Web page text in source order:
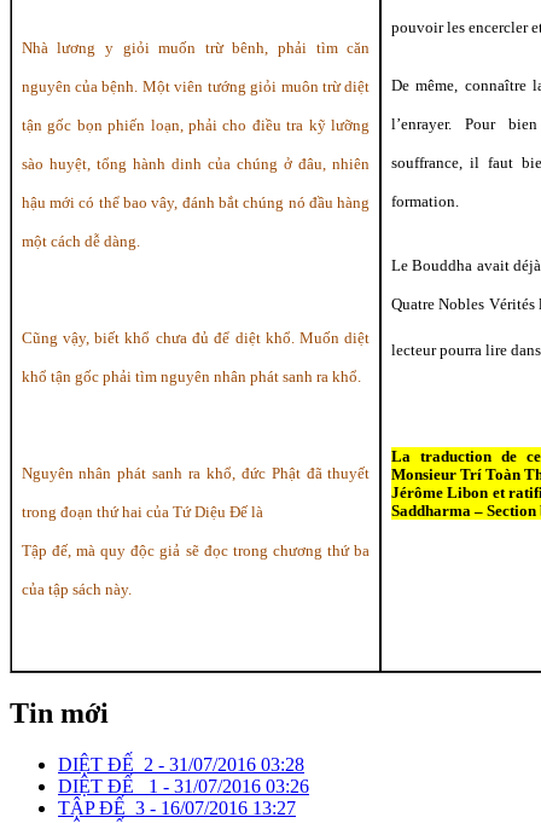
Nhà lương y giỏi muốn trừ bênh, phải tìm căn
nguyên của bệnh. Một viên tướng giỏi muôn trừ diệt
tận gốc bọn phiến loạn, phải cho điều tra kỹ lưỡng
sào huyệt, tổng hành dinh của chúng ở đâu, nhiên
hậu mới có thể bao vây, đánh bắt chúng nó đầu hàng
một cách dễ dàng.
Cũng vậy, biết khổ chưa đủ để diệt khổ. Muốn diệt
khổ tận gốc phải tìm nguyên nhân phát sanh ra khổ.
Nguyên nhân phát sanh ra khổ, đức Phật đã thuyết
trong đoạn thứ hai của Tứ Diệu Đế là
Tập đế, mà quy độc giả sẽ đọc trong chương thứ ba
của tập sách này.
pouvoir les encercler
De même, connaître
l’enrayer. Pour
souffrance, il faut
formation.
Le Bouddha avait
Quatre Nobles Vérités
lecteur pourra lire
La traduction de
Monsieur Trí Toàn
Jérôme Libon et
Saddharma –
Tin mới
DIỆT ĐẾ_2 - 31/07/2016 03:28
DIỆT ĐẾ _1 - 31/07/2016 03:26
TẬP ĐẾ_3 - 16/07/2016 13:27